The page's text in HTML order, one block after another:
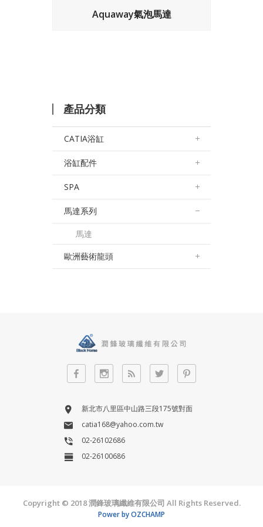
Aquaway氣泡馬達
產品分類
CATIA浴缸
浴缸配件
SPA
馬達系列
馬達
歐洲藝術龍頭
新北市八里區中山路三段175號對面
catia168@yahoo.com.tw
02-26102686
02-26100686
Copyright © 2018 潤鋒玻璃纖維有限公司 All Rights Reserved.
Power by OZCHAMP